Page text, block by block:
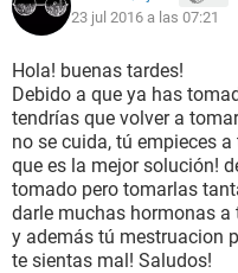
23 jul 2016 a las 07:21
Hola! buenas tardes!
Debido a que ya has
tendrías que volver a
no se cuida, tú empieces
que es la mejor solución!
tomado pero tomarlas
darle muchas hormonas
y además tú mestruacion
te sientas mal! Saludos!